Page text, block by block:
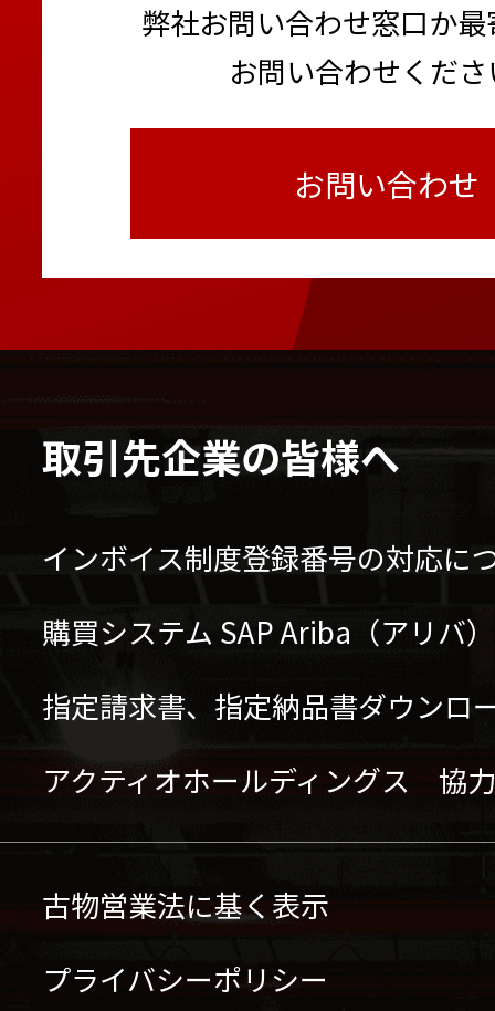
弊社お問い合わせ窓口か
お問い合わせくだ
お問い合わせ
取引先企業の皆様へ
インボイス制度登録番号の対応に
購買システム SAP Ariba（アリバ
指定請求書、指定納品書ダウンロ
アクティオホールディングス 協
古物営業法に基く表示
プライバシーポリシー